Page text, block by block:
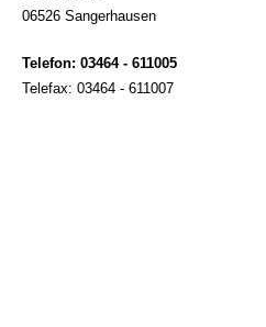
06526 Sangerhausen
Telefon: 03464 - 611005
Telefax: 03464 - 611007